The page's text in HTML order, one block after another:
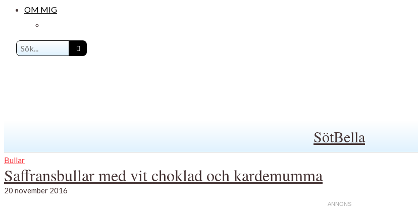
OM MIG
SötBella
Bullar
Saffransbullar med vit choklad och kardemumma
20 november 2016